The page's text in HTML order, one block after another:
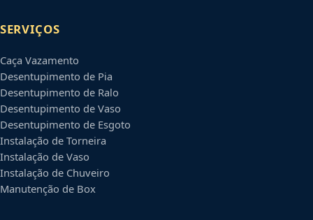
SERVIÇOS
Caça Vazamento
Desentupimento de Pia
Desentupimento de Ralo
Desentupimento de Vaso
Desentupimento de Esgoto
Instalação de Torneira
Instalação de Vaso
Instalação de Chuveiro
Manutenção de Box